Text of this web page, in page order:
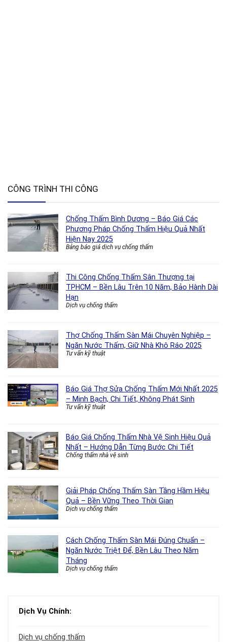
CÔNG TRÌNH THI CÔNG
Chống Thấm Bình Dương – Báo Giá Các
Phương Pháp Chống Thấm Hiệu Quả Nhất
Hiện Nay 2025
Bảng báo giá dịch vụ chống thấm
Thi Công Chống Thấm Sân Thượng tại
TPHCM – Bền Lâu Trên 10 Năm, Bảo Hành Dài
Hạn
Dịch vụ chống thấm
Thợ Chống Thấm Sàn Mái Chuyên Nghiệp –
Ngăn Nước Thấm, Giữ Nhà Khô Ráo 2025
Tư vấn kỹ thuật
Báo Giá Thợ Sửa Chống Thấm Mới Nhất 2025
– Minh Bạch, Chi Tiết, Không Phát Sinh
Tư vấn kỹ thuật
Báo Giá Chống Thấm Nhà Vệ Sinh Hiệu Quả
Nhất – Hướng Dẫn Từng Bước Chi Tiết
Chống thấm nhà vệ sinh
Giải Pháp Chống Thấm Sàn Tầng Hầm Hiệu
Quả – Bền Vững Theo Thời Gian
Dịch vụ chống thấm
Cách Chống Thấm Sàn Mái Đúng Chuẩn –
Ngăn Nước Triệt Để, Bền Lâu Theo Năm
Tháng
Dịch vụ chống thấm
Dịch Vụ Chính:
Dịch vụ chống thấm